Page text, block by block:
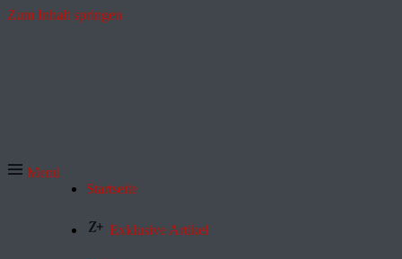
Zum Inhalt springen
Menü
Startseite
Exklusive Artikel